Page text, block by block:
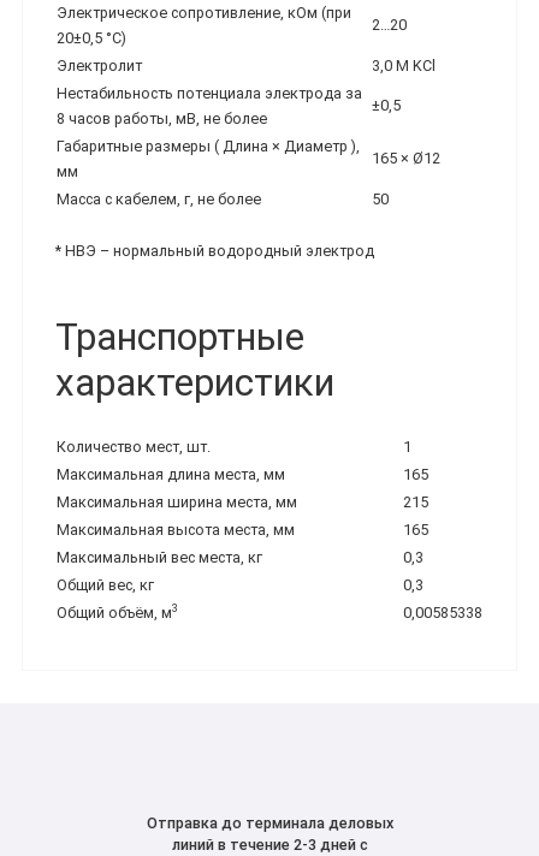
Электрическое сопротивление, кОм (при
20±0,5 °С)
2…20
Электролит
3,0 М KCl
Нестабильность потенциала электрода за
8 часов работы, мВ, не более
±0,5
Габаритные размеры ( Длина × Диаметр ),
мм
165 × Ø12
Масса с кабелем, г, не более 50
* НВЭ – нормальный водородный электрод
Транспортные
характеристики
Количество мест, шт.
1
Максимальная длина места, мм
165
Максимальная ширина места, мм
215
Максимальная высота места, мм
165
Максимальный вес места, кг
0,3
Общий вес, кг
0,3
Общий объём, м3 0,00585338
Отправка до терминала деловых
линий в течение 2-3 дней с